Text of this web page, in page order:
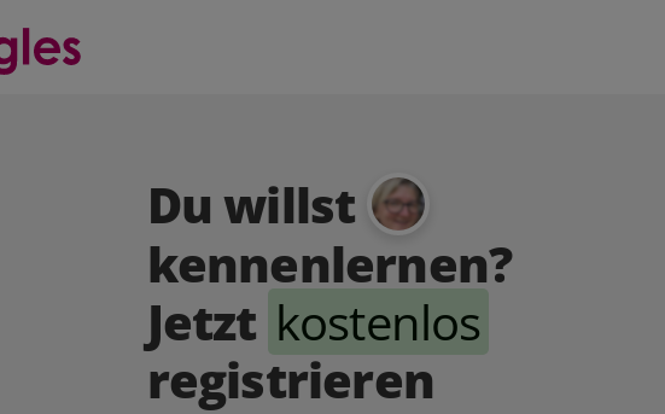
Du willst
kennenlernen?
Jetzt kostenlos
registrieren